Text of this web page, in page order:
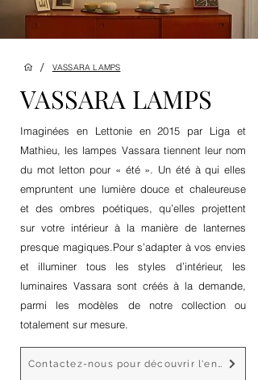
/ VASSARA LAMPS
VASSARA LAMPS
Imaginées en Lettonie en 2015 par Liga et
Mathieu, les lampes Vassara tiennent leur nom
du mot letton pour « été ». Un été à qui elles
empruntent une lumière douce et chaleureuse
et des ombres poétiques, qu’elles projettent
sur votre intérieur à la manière de lanternes
presque magiques.Pour s’adapter à vos envies
et illuminer tous les styles d’intérieur, les
luminaires Vassara sont créés à la demande,
parmi les modèles de notre collection ou
totalement sur mesure.
Contactez-nous pour découvrir l'ensemble des produits